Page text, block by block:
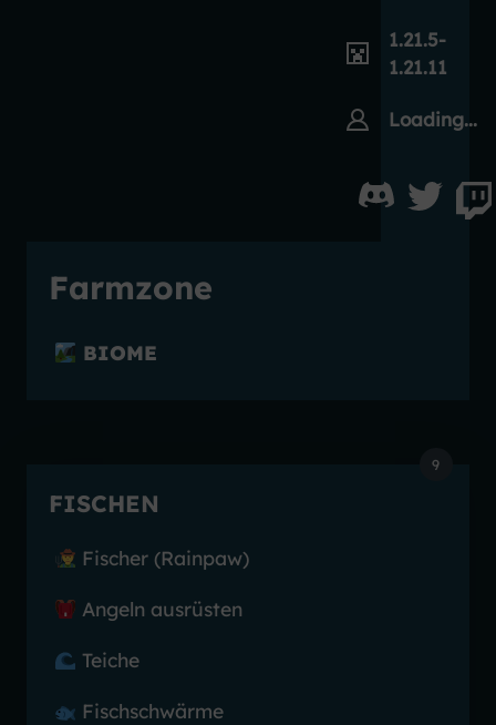
1.21.5-
1.21.11
Loading...
Farmzone
BIOME
FISCHEN
9
Fischer (Rainpaw)
Angeln ausrüsten
Teiche
Fischschwärme